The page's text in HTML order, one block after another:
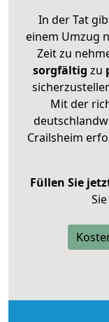
In der Tat
einem Umzug
Zeit zu
sorgfältig zu
Mit der
Crailsheim
Füllen Sie